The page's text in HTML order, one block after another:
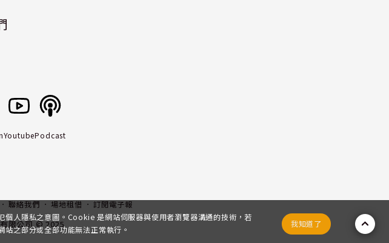
YoutubePodcast
聯絡我們 場地租借 訂閱電子報
限公司 © 2025
人隱私之意圖。Cookie 是網站伺服器與使用者瀏覽器溝通的技術，若
之部分或全部功能無法正常執行。
我知道了